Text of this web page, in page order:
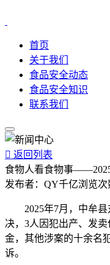
首页
关于我们
食品安全动态
食品安全知识
联系我们
 返回列表
食物人看食物事
发布者： QY千亿浏览次
2025年7月，中牟县
决，3人因犯出产、发
金，其他涉案的十余名
诉。